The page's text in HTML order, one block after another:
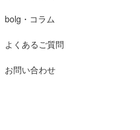
bolg・コラム
よくあるご質問
お問い合わせ